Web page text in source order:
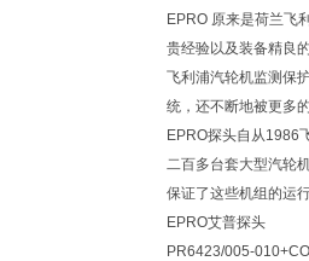
EPRO 原来是荷兰飞
贵经验以及装备精良
飞利浦汽轮机监测保
统，还不断地被更多
EPRO探头自从1986
二百多台套大型汽轮
保证了这些机组的运
EPRO艾普探头
PR6423/005-